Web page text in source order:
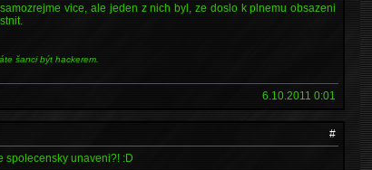
vice, ale jeden z nich byl, ze doslo k plnemu obsazeni
šanci být hackerem.
6.10.2011 0:01
#
spolecensky unaveni?! :D